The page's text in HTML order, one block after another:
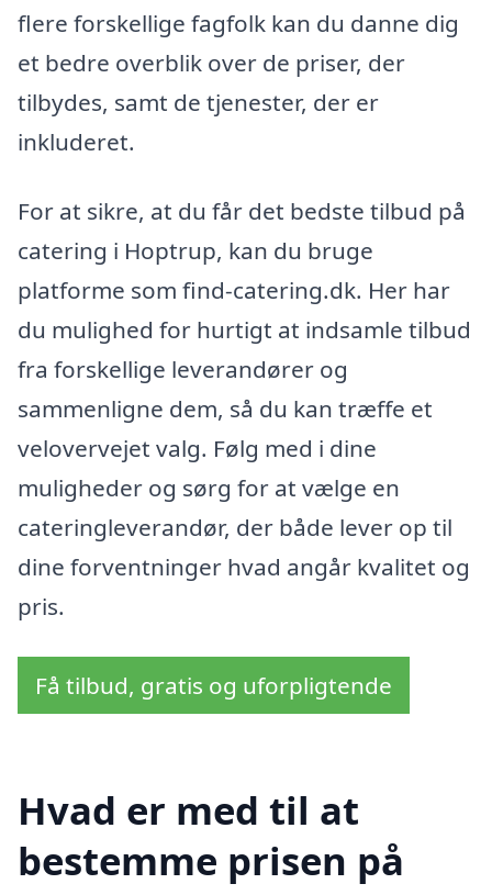
flere forskellige fagfolk kan du danne dig
et bedre overblik over de priser, der
tilbydes, samt de tjenester, der er
inkluderet.
For at sikre, at du får det bedste tilbud på
catering i Hoptrup, kan du bruge
platforme som find-catering.dk. Her har
du mulighed for hurtigt at indsamle tilbud
fra forskellige leverandører og
sammenligne dem, så du kan træffe et
velovervejet valg. Følg med i dine
muligheder og sørg for at vælge en
cateringleverandør, der både lever op til
dine forventninger hvad angår kvalitet og
pris.
Få tilbud, gratis og uforpligtende
Hvad er med til at
bestemme prisen på